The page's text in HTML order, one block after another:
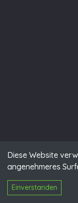
Diese Website
angenehmeres
Einverstanden